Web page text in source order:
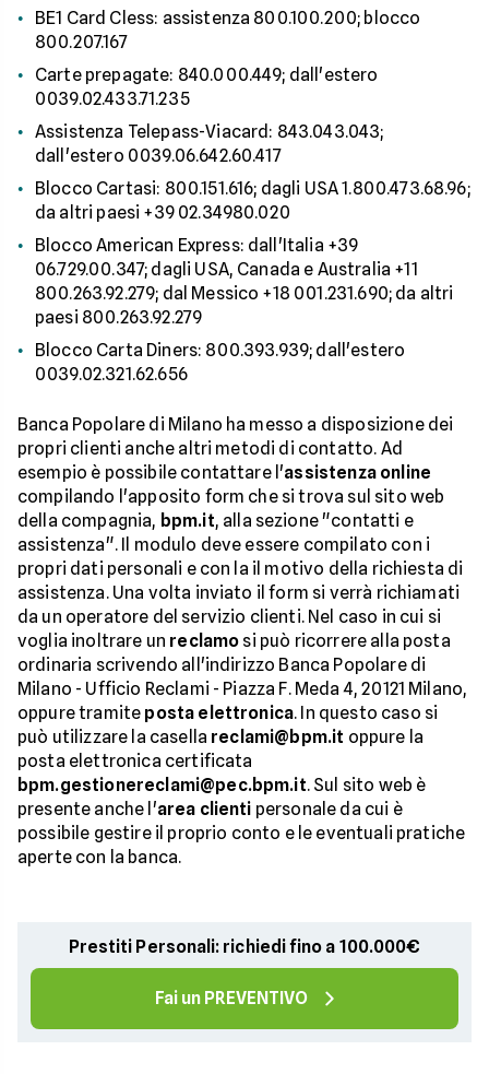
BE1 Card Cless: assistenza 800.100.200; blocco
800.207.167
Carte prepagate: 840.000.449; dall'estero
0039.02.433.71.235
Assistenza Telepass-Viacard: 843.043.043;
dall'estero 0039.06.642.60.417
Blocco Cartasi: 800.151.616; dagli USA 1.800.473.68.96;
da altri paesi +39 02.34980.020
Blocco American Express: dall'Italia +39
06.729.00.347; dagli USA, Canada e Australia +11
800.263.92.279; dal Messico +18 001.231.690; da altri
paesi 800.263.92.279
Blocco Carta Diners: 800.393.939; dall'estero
0039.02.321.62.656
Banca Popolare di Milano ha messo a disposizione dei
propri clienti anche altri metodi di contatto. Ad
esempio è possibile contattare l'assistenza online
compilando l'apposito form che si trova sul sito web
della compagnia, bpm.it, alla sezione "contatti e
assistenza". Il modulo deve essere compilato con i
propri dati personali e con la il motivo della richiesta di
assistenza. Una volta inviato il form si verrà richiamati
da un operatore del servizio clienti. Nel caso in cui si
voglia inoltrare un reclamo si può ricorrere alla posta
ordinaria scrivendo all'indirizzo Banca Popolare di
Milano - Ufficio Reclami - Piazza F. Meda 4, 20121 Milano,
oppure tramite posta elettronica. In questo caso si
può utilizzare la casella reclami@bpm.it oppure la
posta elettronica certificata
bpm.gestionereclami@pec.bpm.it. Sul sito web è
presente anche l'area clienti personale da cui è
possibile gestire il proprio conto e le eventuali pratiche
aperte con la banca.
Prestiti Personali: richiedi fino a 100.000€
Fai un PREVENTIVO